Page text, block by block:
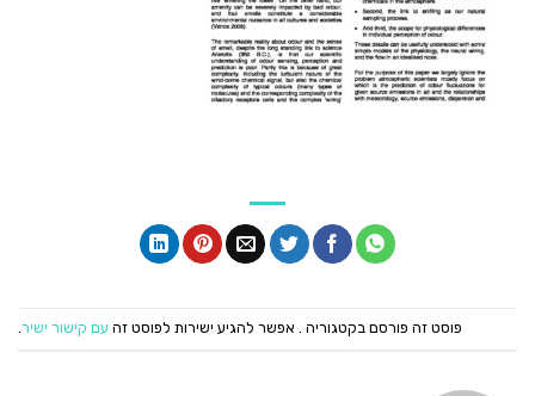
פוסט זה פורסם בקטגוריה . אפשר להגיע ישירות לפוסט זה עם קישור ישיר.